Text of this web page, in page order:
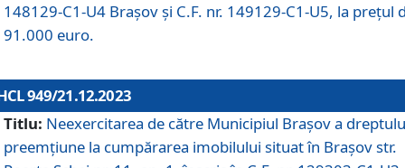
148129-C1-U4 Brașov și C.F. nr. 149129-C1-U5, la prețul
91.000 euro.
949/21.12.2023
Titlu: Neexercitarea de către Municipiul Brașov a
preemțiune la cumpărarea imobilului situat în Brașov str.